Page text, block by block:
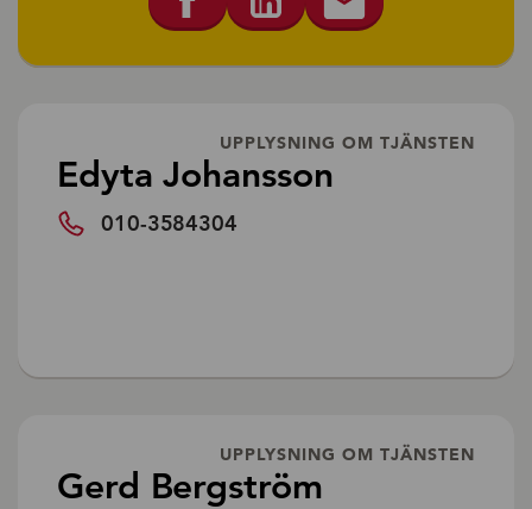
UPPLYSNING OM TJÄNSTEN
Edyta Johansson
010-3584304
UPPLYSNING OM TJÄNSTEN
Gerd Bergström